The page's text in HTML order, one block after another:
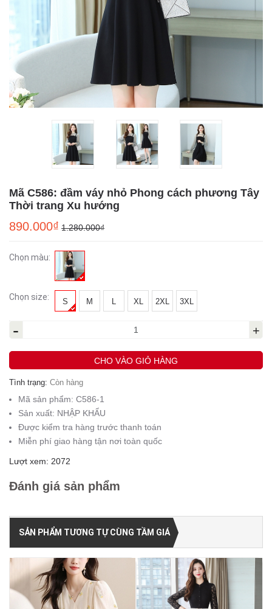
Mã C586: đầm váy nhỏ Phong cách phương Tây
Thời trang Xu hướng
890.000₫ 1.280.000₫
Chọn màu:
Chọn size: S M L XL 2XL 3XL
- +
CHO VÀO GIỎ HÀNG
Tình trạng: Còn hàng
Mã sản phẩm: C586-1
Sản xuất: NHẬP KHẨU
Được kiểm tra hàng trước thanh toán
Miễn phí giao hàng tận nơi toàn quốc
Lượt xem: 2072
Đánh giá sản phẩm
SẢN PHẨM TƯƠNG TỰ CÙNG TẦM GIÁ